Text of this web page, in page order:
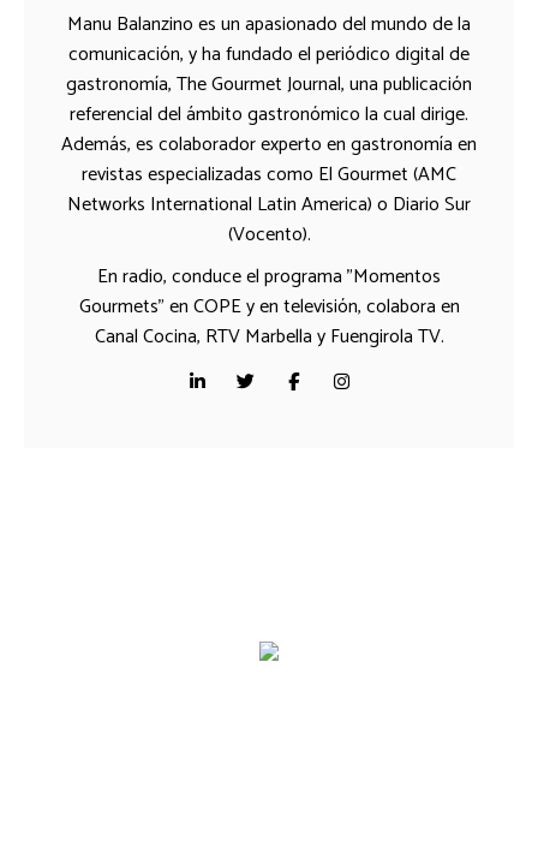
Manu Balanzino es un apasionado del mundo de la
comunicación, y ha fundado el periódico digital de
gastronomía, The Gourmet Journal, una publicación
referencial del ámbito gastronómico la cual dirige.
Además, es colaborador experto en gastronomía en
revistas especializadas como El Gourmet (AMC
Networks International Latin America) o Diario Sur
(Vocento).
En radio, conduce el programa "Momentos
Gourmets" en COPE y en televisión, colabora en
Canal Cocina, RTV Marbella y Fuengirola TV.